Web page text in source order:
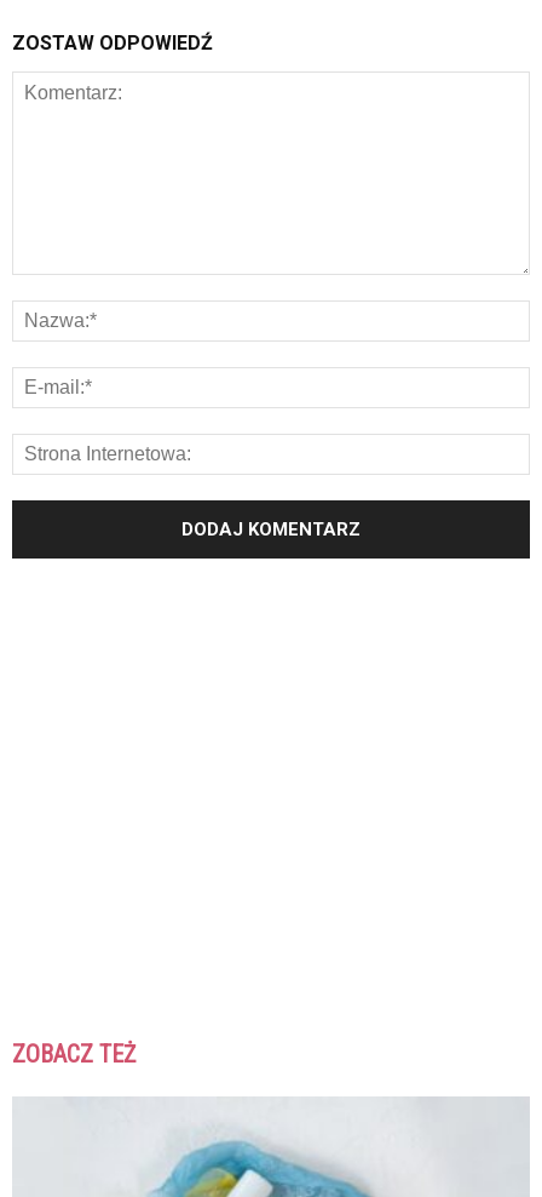
ZOSTAW ODPOWIEDŹ
ZOBACZ TEŻ